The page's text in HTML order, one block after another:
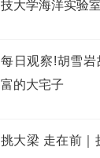
技大学海洋实验
每日观察!胡雪
富的大宅子
挑大梁 走在前｜